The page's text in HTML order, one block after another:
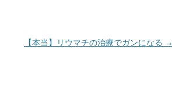
【本当】リウマチの治療でガンになる →